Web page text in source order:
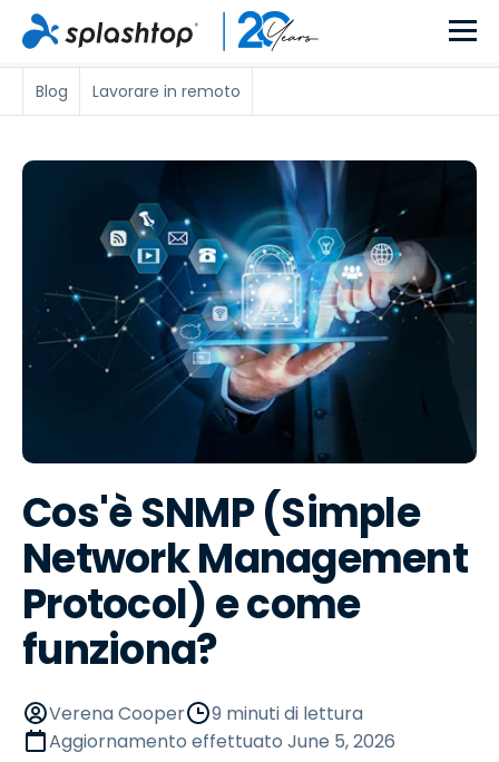
Blog Lavorare in remoto
Cos'è SNMP (Simple
Network Management
Protocol) e come
funziona?
Verena Cooper
9 minuti di lettura
Aggiornamento effettuato June 5, 2026